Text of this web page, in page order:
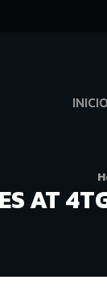
INICIO
AT